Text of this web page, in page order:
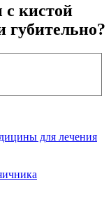
кистой
для лечения